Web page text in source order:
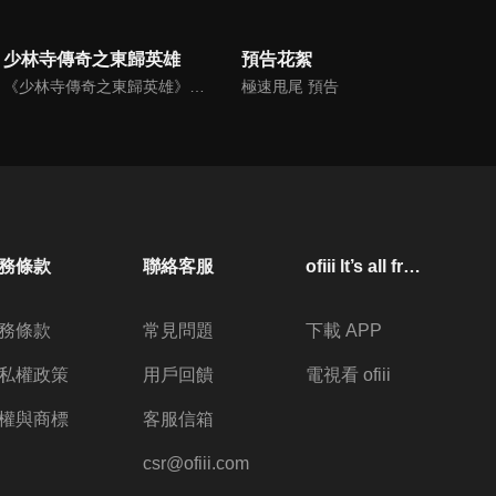
少林寺傳奇之東歸英雄 預告花絮
極速甩尾 預告
條款
條款
權政策
與商標
聯絡客服
常見問題
用戶回饋
客服信箱
csr@ofiii.com
ofiii lt’s all free
下載 APP
電視看 ofiii